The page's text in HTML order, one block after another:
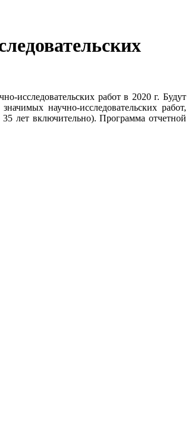
исследовательских работ в 2020 г. Будут
научно-исследовательских работ,
лет включительно). Программа отчетной